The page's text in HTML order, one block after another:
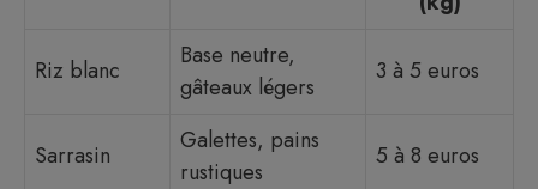
Riz blanc
Base neutre,
gâteaux légers
3 à 5 euros
Sarrasin
Galettes, pains
rustiques
5 à 8 euros